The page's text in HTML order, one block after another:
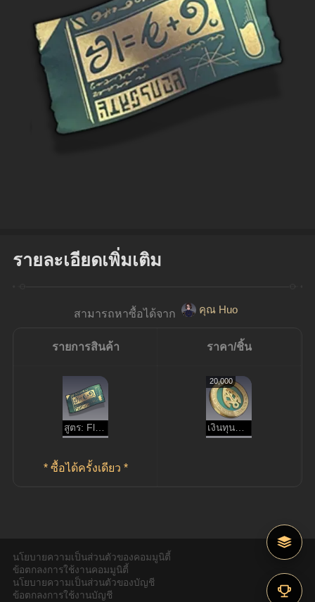
รายละเอียดเพิ่มเติม
สามารถหาซื้อได้จาก คุณ Huo
รายการสินค้า ราคา/ชิ้น
* ซื้อได้ครั้งเดียว *
20,000
นโยบายความเป็นส่วนตัวของคอมมูนิตี้
ข้อตกลงการใช้งานคอมมูนิตี้
นโยบายความเป็นส่วนตัวของบัญชี
ข้อตกลงการใช้งานบัญชี